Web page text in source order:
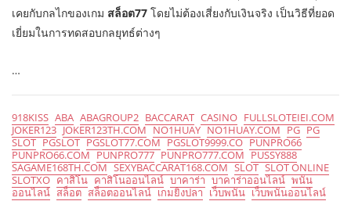
เคยกับกลไกของเกม สล็อต77 โดยไม่ต้องเสี่ยงกับเงินจริง เป็นวิธีที่ยอด
เยี่ยมในการทดสอบกลยุทธ์ต่างๆ
…
918KISS ABA ABAGROUP2 BACCARAT CASINO FULLSLOTEIEI.COM
JOKER123 JOKER123TH.COM NO1HUAY NO1HUAY.COM PG PG
SLOT PGSLOT PGSLOT77.COM PGSLOT9999.CO PUNPRO66
PUNPRO66.COM PUNPRO777 PUNPRO777.COM PUSSY888
SAGAME168TH.COM SEXYBACCARAT168.COM SLOT SLOT ONLINE
SLOTXO คาสิโน คาสิโนออนไลน์ บาคาร่า บาคาร่าออนไลน์ พนัน
ออนไลน์ สล็อต สล็อตออนไลน์ เกมยิงปลา เว็บพนัน เว็บพนันออนไลน์